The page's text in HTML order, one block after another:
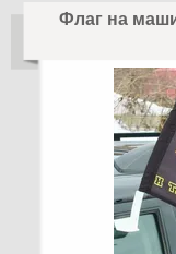
Флаг на